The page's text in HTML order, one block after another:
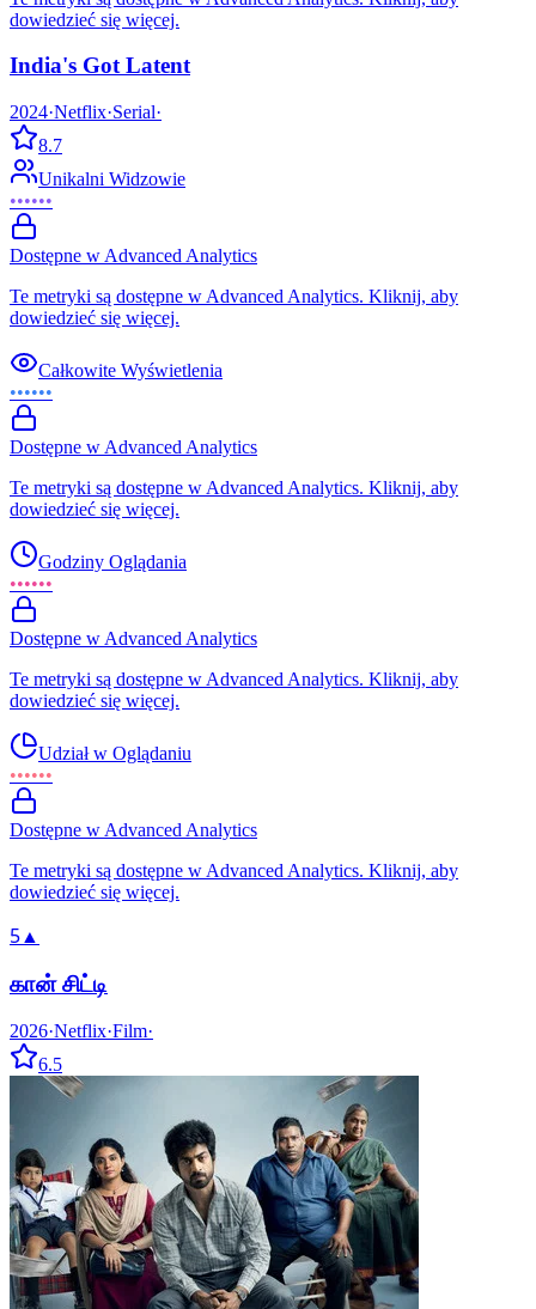
dowiedzieć się więcej.
India's Got Latent
2024·Netflix·Serial·
8.7
Unikalni Widzowie
••••••
Dostępne w Advanced Analytics
Te metryki są dostępne w Advanced Analytics. Kliknij, aby
dowiedzieć się więcej.
Całkowite Wyświetlenia
••••••
Dostępne w Advanced Analytics
Te metryki są dostępne w Advanced Analytics. Kliknij, aby
dowiedzieć się więcej.
Godziny Oglądania
••••••
Dostępne w Advanced Analytics
Te metryki są dostępne w Advanced Analytics. Kliknij, aby
dowiedzieć się więcej.
Udział w Oglądaniu
••••••
Dostępne w Advanced Analytics
Te metryki są dostępne w Advanced Analytics. Kliknij, aby
dowiedzieć się więcej.
5 ▲
கான் சிட்டி
2026·Netflix·Film·
6.5